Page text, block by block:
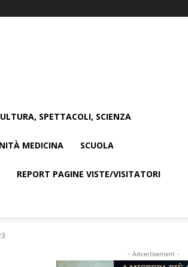
SPETTACOLI, SCIENZA
MEDICINA SCUOLA
REPORT PAGINE VISTE/VISITATORI
- Advertisement -